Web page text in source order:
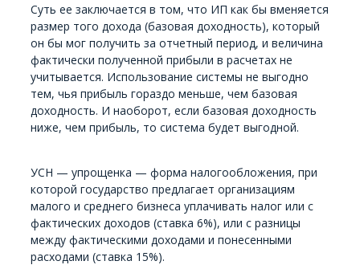
Суть ее заключается в том, что ИП как бы вменяется
размер того дохода (базовая доходность), который
он бы мог получить за отчетный период, и величина
фактически полученной прибыли в расчетах не
учитывается. Использование системы не выгодно
тем, чья прибыль гораздо меньше, чем базовая
доходность. И наоборот, если базовая доходность
ниже, чем прибыль, то система будет выгодной.
УСН — упрощенка — форма налогообложения, при
которой государство предлагает организациям
малого и среднего бизнеса уплачивать налог или с
фактических доходов (ставка 6%), или с разницы
между фактическими доходами и понесенными
расходами (ставка 15%).